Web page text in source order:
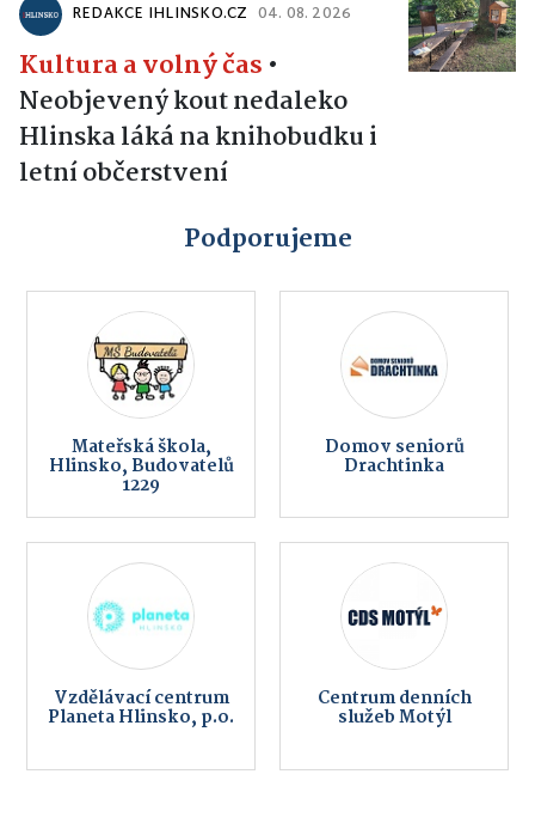
REDAKCE IHLINSKO.CZ 04. 08. 2026
Kultura a volný čas •
Neobjevený kout nedaleko
Hlinska láká na knihobudku i
letní občerstvení
Podporujeme
Mateřská škola,
Hlinsko, Budovatelů
1229
Domov seniorů
Drachtinka
Vzdělávací centrum
Planeta Hlinsko, p.o.
Centrum denních
služeb Motýl